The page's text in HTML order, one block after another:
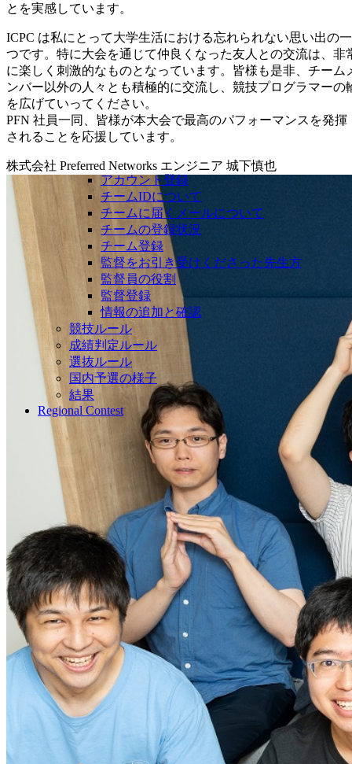
アカウント登録
チームIDについて
チームに届くメールについて
チームの登録状況
チーム登録
監督をお引き受けくださった先生方
監督員の役割
監督登録
情報の追加と確認
競技ルール
成績判定ルール
選抜ルール
国内予選の様子
結果
Regional Contest
とを実感しています。
ICPC は私にとって大学生活における忘れられない思い出の一
つです。特に大会を通じて仲良くなった友人との交流は、非
に楽しく刺激的なものとなっています。皆様も是非、チーム
ンバー以外の人々とも積極的に交流し、競技プログラマーの
を広げていってください。
PFN 社員一同、皆様が本大会で最高のパフォーマンスを発揮
されることを応援しています。
株式会社 Preferred Networks エンジニア 城下慎也